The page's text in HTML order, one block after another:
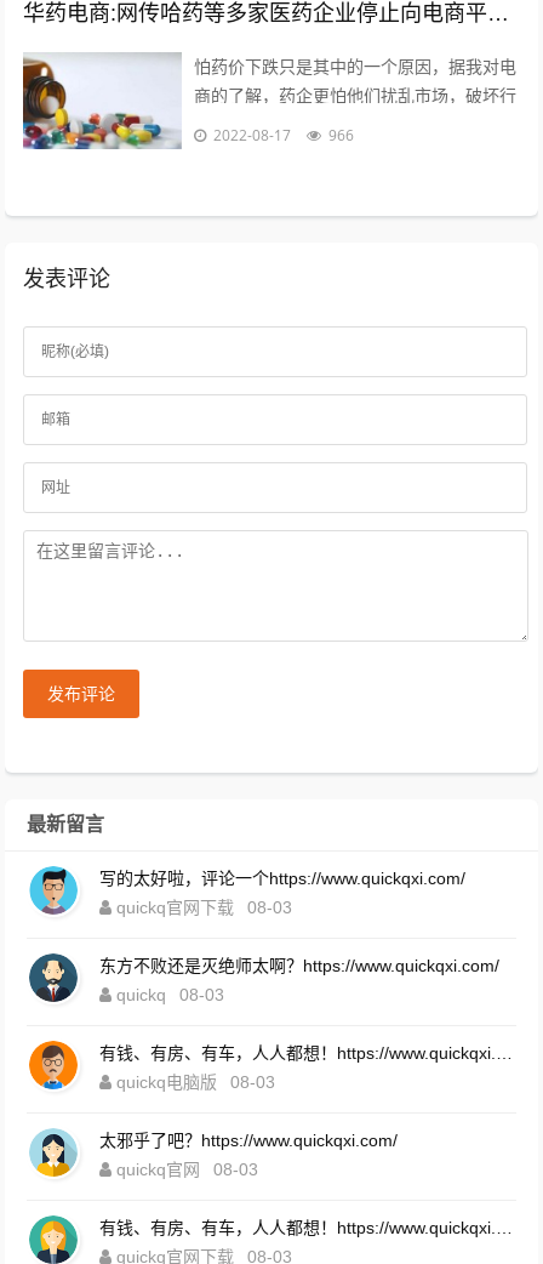
华药电商:网传哈药等多家医药企业停止向电商平台供货，如属实，是怕药价下跌吗？您怎么看？
怕药价下跌只是其中的一个原因，据我对电
商的了解，药企更怕他们扰乱市场，破坏行
业秩序。另外一个是，药品电商导致很多处
2022-08-17 966
发表评论
发布评论
最新留言
写的太好啦，评论一个https://www.quickqxi.com/
quickq官网下载
08-03
东方不败还是灭绝师太啊？https://www.quickqxi.com/
quickq
08-03
quickq电脑版
08-03
太邪乎了吧？https://www.quickqxi.com/
quickq官网
08-03
quickq官网下载
08-03